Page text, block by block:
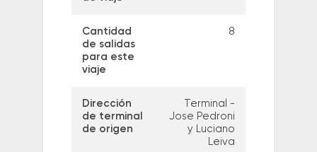
Cantidad
de salidas
para este
viaje
8
Dirección
de terminal
de origen
Terminal -
Jose Pedroni
y Luciano
Leiva